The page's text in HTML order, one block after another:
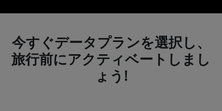
今すぐデータプランを選択し、
旅行前にアクティベートしまし
ょう!